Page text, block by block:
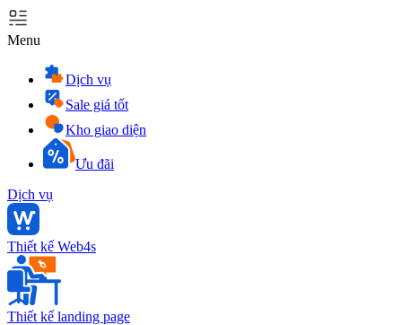
Menu
Dịch vụ
Sale giá tốt
Kho giao diện
Ưu đãi
Dịch vụ
Thiết kế Web4s
Thiết kế landing page